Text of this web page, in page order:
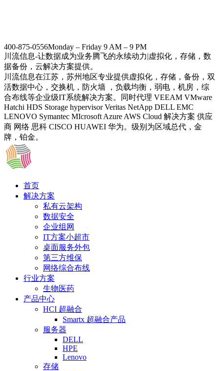
400-875-0556Monday – Friday 9 AM – 9 PM
川流信息-让数据成为业务腾飞的永续动力|虚拟化，存储，数
据备份，云解决方案提供。
川流信息在江苏，苏州地区专业提供虚拟化，存储，备份，双
活数据中心，交换机，防火墙 ，负载均衡，弱电，机房，综
合布线等企业级IT系统解决方案。同时代理 VEEAM VMware
Hatchi HDS Storage hypervisor Veritas NetApp DELL EMC
LENOVO Symantec MIcrosoft Azure AWS Cloud 解决方案 供应
商 网络 思科 CISCO HUAWEI 华为。级别为区域总代，金
牌，铂金。
首页
解决方案
私有云架构
数据安全
企业组网
IT方案小超市
桌面服务外包
第三方维保
网络综合布线
行业方案
生物医药
产品中心
HCI 超融合
Smartx 超融合产品
服务器
DELL
HPE
Lenovo
存储